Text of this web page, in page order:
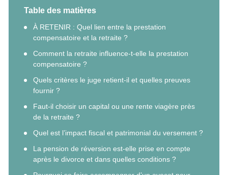
Table des matières
À RETENIR : Quel lien entre la prestation
compensatoire et la retraite ?
Comment la retraite influence-t-elle la prestation
compensatoire ?
Quels critères le juge retient-il et quelles preuves
fournir ?
Faut-il choisir un capital ou une rente viagère près
de la retraite ?
Quel est l’impact fiscal et patrimonial du versement ?
La pension de réversion est-elle prise en compte
après le divorce et dans quelles conditions ?